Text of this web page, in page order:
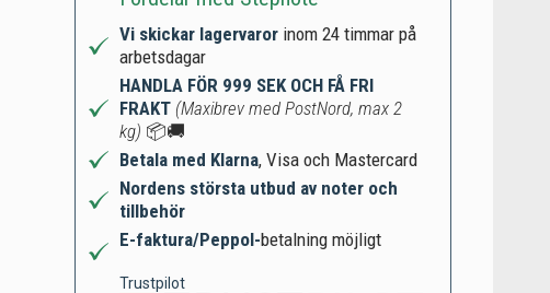
Vi skickar lagervaror inom 24 timmar på
arbetsdagar
HANDLA FÖR 999 SEK OCH FÅ FRI
FRAKT (Maxibrev med PostNord, max 2
kg) 📦🚚
Betala med Klarna, Visa och Mastercard
Nordens största utbud av noter och
tillbehör
E-faktura/Peppol-betalning möjligt
Trustpilot